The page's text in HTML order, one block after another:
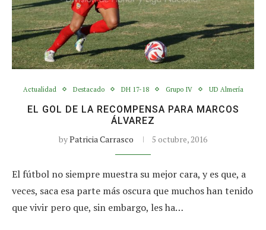
Actualidad Destacado DH 17-18 Grupo IV UD Almería
EL GOL DE LA RECOMPENSA PARA MARCOS
ÁLVAREZ
byPatricia Carrasco 5 octubre, 2016
El fútbol no siempre muestra su mejor cara, y es que, a
veces, saca esa parte más oscura que muchos han tenido
que vivir pero que, sin embargo, les ha…